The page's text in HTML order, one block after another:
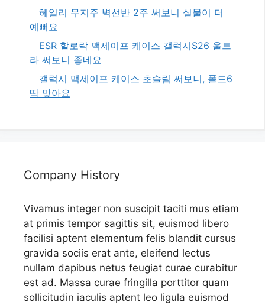
헤일리 무지주 벽선반 2주 써보니 실물이 더
예뻐요
ESR 할로락 맥세이프 케이스 갤럭시S26 울트
라 써보니 좋네요
갤럭시 맥세이프 케이스 초슬림 써보니, 폴드6
딱 맞아요
Company History
Vivamus integer non suscipit taciti mus etiam
at primis tempor sagittis sit, euismod libero
facilisi aptent elementum felis blandit cursus
gravida sociis erat ante, eleifend lectus
nullam dapibus netus feugiat curae curabitur
est ad. Massa curae fringilla porttitor quam
sollicitudin iaculis aptent leo ligula euismod